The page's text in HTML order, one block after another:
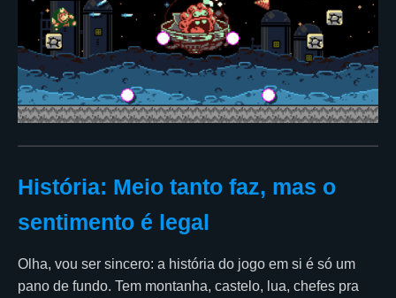
História: Meio tanto faz, mas o
sentimento é legal
Olha, vou ser sincero: a história do jogo em si é só um
pano de fundo. Tem montanha, castelo, lua, chefes pra